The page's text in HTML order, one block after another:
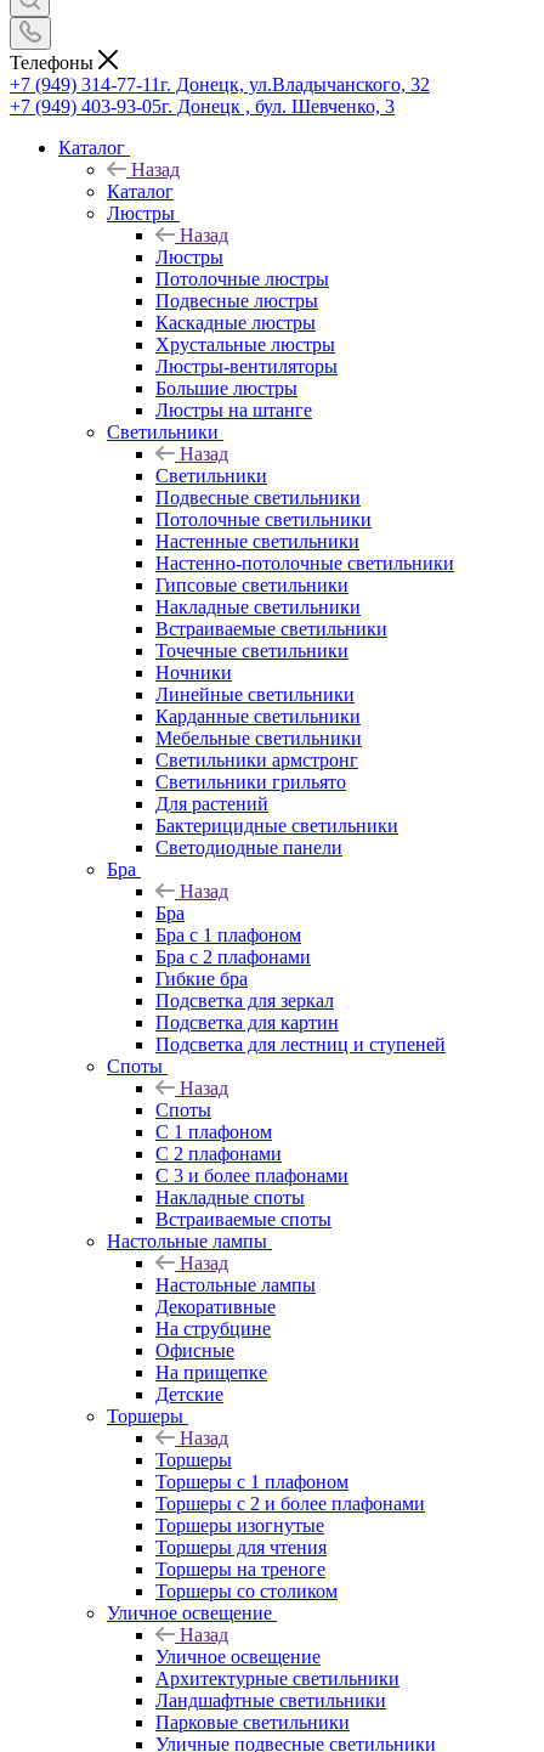
Телефоны
+7 (949) 314-77-11г. Донецк, ул.Владычанского, 32
+7 (949) 403-93-05г. Донецк , бул. Шевченко, 3
Каталог
Назад
Каталог
Люстры
Назад
Люстры
Потолочные люстры
Подвесные люстры
Каскадные люстры
Хрустальные люстры
Люстры-вентиляторы
Большие люстры
Люстры на штанге
Светильники
Назад
Светильники
Подвесные светильники
Потолочные светильники
Настенные светильники
Настенно-потолочные светильники
Гипсовые светильники
Накладные светильники
Встраиваемые светильники
Точечные светильники
Ночники
Линейные светильники
Карданные светильники
Мебельные светильники
Светильники армстронг
Светильники грильято
Для растений
Бактерицидные светильники
Светодиодные панели
Бра
Назад
Бра
Бра с 1 плафоном
Бра с 2 плафонами
Гибкие бра
Подсветка для зеркал
Подсветка для картин
Подсветка для лестниц и ступеней
Споты
Назад
Споты
С 1 плафоном
С 2 плафонами
С 3 и более плафонами
Накладные споты
Встраиваемые споты
Настольные лампы
Назад
Настольные лампы
Декоративные
На струбцине
Офисные
На прищепке
Детские
Торшеры
Назад
Торшеры
Торшеры с 1 плафоном
Торшеры с 2 и более плафонами
Торшеры изогнутые
Торшеры для чтения
Торшеры на треноге
Торшеры со столиком
Уличное освещение
Назад
Уличное освещение
Архитектурные светильники
Ландшафтные светильники
Парковые светильники
Уличные подвесные светильники